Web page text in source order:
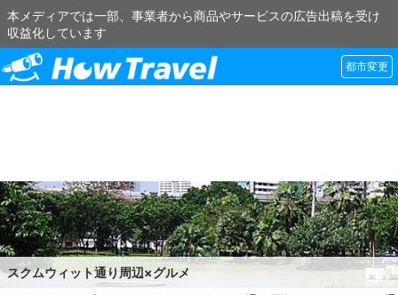
本メディアでは一部、事業者から商品やサービスの広告出稿を受け
収益化しています
都市変更
スクムウィット通り周辺×グルメ